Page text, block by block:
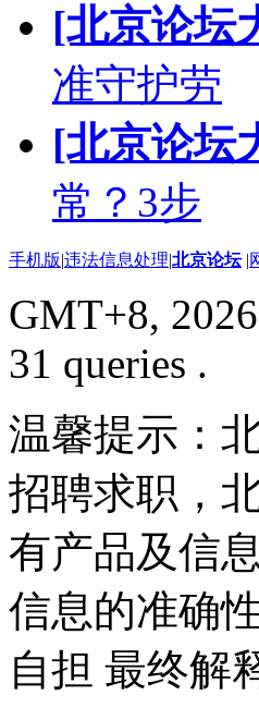
[北京论坛
准守护劳
[北京论坛
常？3步
手机版|违法信息处理|北京论坛 |
GMT+8,
31 queries .
温馨提示：
招聘求职，
有产品及信
信息的准确
自担 最终解